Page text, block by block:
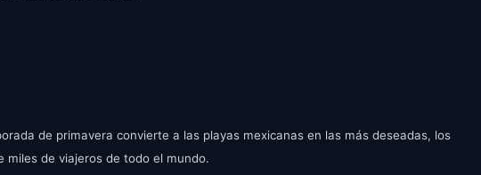
de primavera convierte a las playas mexicanas en las más deseadas, los
miles de viajeros de todo el mundo.